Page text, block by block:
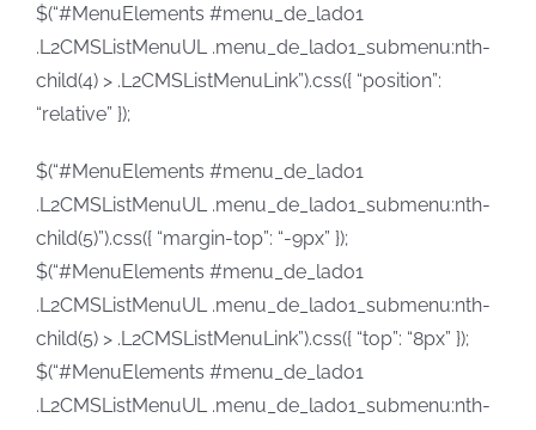
$(“#MenuElements #menu_de_lado1
.L2CMSListMenuUL .menu_de_lado1_submenu:nth-
child(4) > .L2CMSListMenuLink”).css({ “position”:
“relative” });
$(“#MenuElements #menu_de_lado1
.L2CMSListMenuUL .menu_de_lado1_submenu:nth-
child(5)”).css({ “margin-top”: “-9px” });
$(“#MenuElements #menu_de_lado1
.L2CMSListMenuUL .menu_de_lado1_submenu:nth-
child(5) > .L2CMSListMenuLink”).css({ “top”: “8px” });
$(“#MenuElements #menu_de_lado1
.L2CMSListMenuUL .menu_de_lado1_submenu:nth-